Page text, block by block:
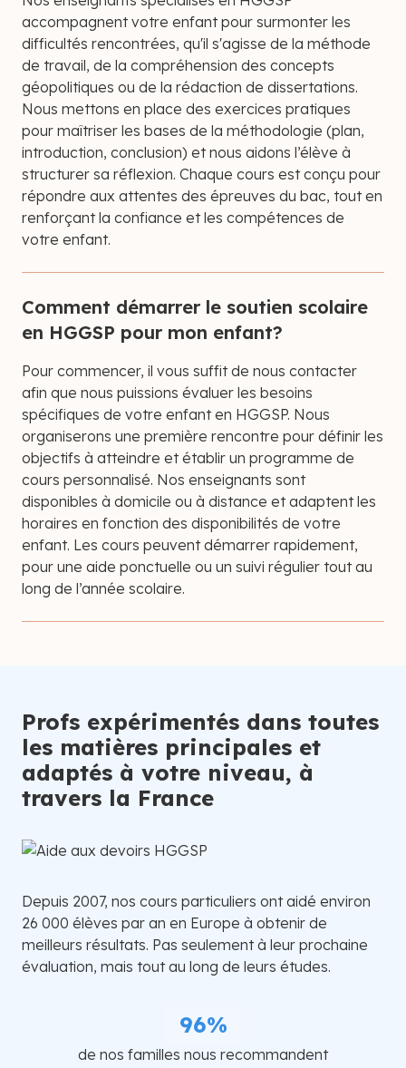
accompagnent votre enfant pour surmonter les
difficultés rencontrées, qu'il s'agisse de la méthode
de travail, de la compréhension des concepts
géopolitiques ou de la rédaction de dissertations.
Nous mettons en place des exercices pratiques
pour maîtriser les bases de la méthodologie (plan,
introduction, conclusion) et nous aidons l’élève à
structurer sa réflexion. Chaque cours est conçu pour
répondre aux attentes des épreuves du bac, tout en
renforçant la confiance et les compétences de
votre enfant.
Comment démarrer le soutien scolaire
en HGGSP pour mon enfant?
Pour commencer, il vous suffit de nous contacter
afin que nous puissions évaluer les besoins
spécifiques de votre enfant en HGGSP. Nous
organiserons une première rencontre pour définir les
objectifs à atteindre et établir un programme de
cours personnalisé. Nos enseignants sont
disponibles à domicile ou à distance et adaptent les
horaires en fonction des disponibilités de votre
enfant. Les cours peuvent démarrer rapidement,
pour une aide ponctuelle ou un suivi régulier tout au
long de l’année scolaire.
Profs expérimentés dans toutes
les matières principales et
adaptés à votre niveau, à
travers la France
Depuis 2007, nos cours particuliers ont aidé environ
26 000 élèves par an en Europe à obtenir de
meilleurs résultats. Pas seulement à leur prochaine
évaluation, mais tout au long de leurs études.
96%
de nos familles nous recommandent